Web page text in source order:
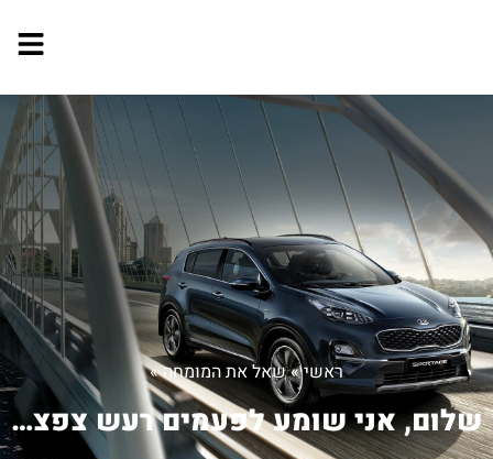
ראשי»שאל את המומחה»
שלום, אני שומע לפעמים רעש צפצוף כמו פ...